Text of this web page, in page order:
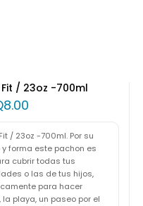
/ 23oz -700ml
8.00
/ 23oz -700ml. Por su
forma este pachon es
cubrir todas tus
o las de tus hijos,
para hacer
la playa, un paseo por el